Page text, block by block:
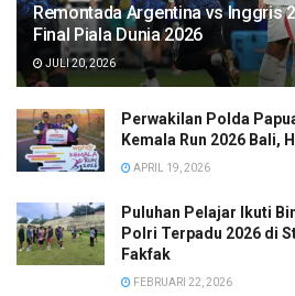
Remontada Argentina vs Inggris
Final Piala Dunia 2026
JULI 20, 2026
Perwakilan Polda
Kemala Run 2026 Bali,
APRIL 19, 2026
Puluhan Pelajar Ikuti
Polri Terpadu 2026 di
Fakfak
FEBRUARI 22, 2026